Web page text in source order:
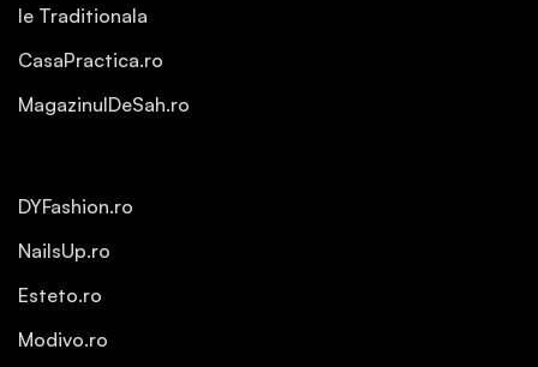
Ie Traditionala
CasaPractica.ro
MagazinulDeSah.ro
DYFashion.ro
NailsUp.ro
Esteto.ro
Modivo.ro